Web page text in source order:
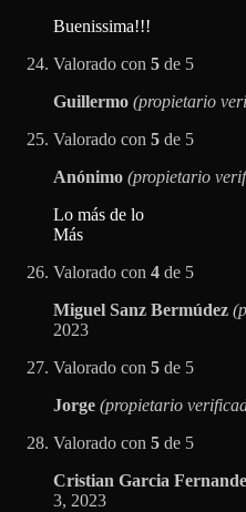
Buenissima!!!
Valorado con 5 de 5
Guillermo (propietario
Valorado con 5 de 5
Anónimo (propietario
Lo más de lo
Más
Valorado con 4 de 5
Miguel Sanz Bermúdez
2023
Valorado con 5 de 5
Jorge (propietario
Valorado con 5 de 5
Cristian Garcia
3, 2023